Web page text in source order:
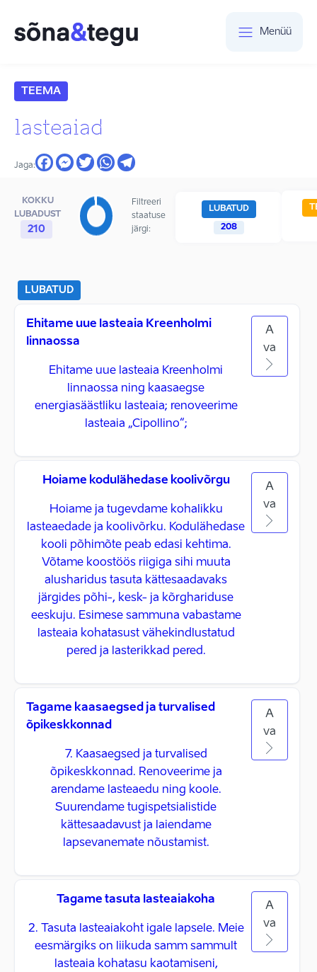
Menüü
TEEMA
lasteaiad
Jaga:
KOKKU
LUBADUST
210
Filtreeri
staatuse
järgi:
LUBATUD
208
LUBATUD
Ehitame uue lasteaia Kreenholmi
linnaossa
Ehitame uue lasteaia Kreenholmi
linnaossa ning kaasaegse
energiasäästliku lasteaia; renoveerime
lasteaia „Cipollino“;
A
va
Hoiame kodulähedase koolivõrgu
Hoiame ja tugevdame kohalikku
lasteaedade ja koolivõrku. Kodulähedase
kooli põhimõte peab edasi kehtima.
Võtame koostöös riigiga sihi muuta
alusharidus tasuta kättesaadavaks
järgides põhi-, kesk- ja kõrghariduse
eeskuju. Esimese sammuna vabastame
lasteaia kohatasust vähekindlustatud
pered ja lasterikkad pered.
A
va
Tagame kaasaegsed ja turvalised
õpikeskkonnad
7. Kaasaegsed ja turvalised
õpikeskkonnad. Renoveerime ja
arendame lasteaedu ning koole.
Suurendame tugispetsialistide
kättesaadavust ja laiendame
lapsevanemate nõustamist.
A
va
Tagame tasuta lasteaiakoha
2. Tasuta lasteaiakoht igale lapsele. Meie
eesmärgiks on liikuda samm sammult
lasteaia kohatasu kaotamiseni,
A
va